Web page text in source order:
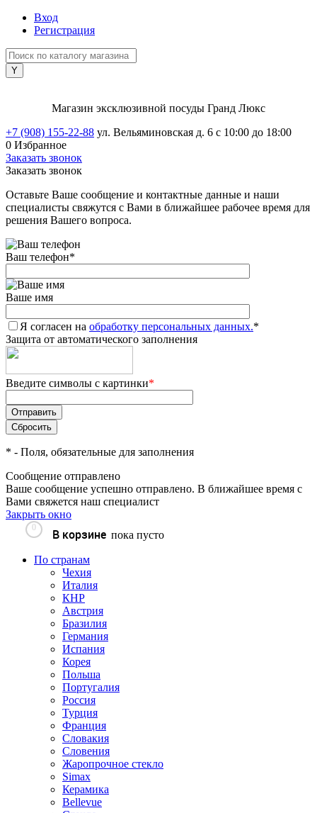
Вход
Регистрация
Магазин эксклюзивной посуды Гранд Люкс
+7 (908) 155-22-88 ул. Вельяминовская д. 6 с 10:00 до 18:00
0 Избранное
Заказать звонок
Заказать звонок
Оставьте Ваше сообщение и контактные данные и наши
специалисты свяжутся с Вами в ближайшее рабочее время для
решения Вашего вопроса.
Ваш телефон*
Ваше имя
Я согласен на обработку персональных данных.*
Защита от автоматического заполнения
Введите символы с картинки*
* - Поля, обязательные для заполнения
Сообщение отправлено
Ваше сообщение успешно отправлено. В ближайшее время с
Вами свяжется наш специалист
Закрыть окно
0 В корзине пока пусто
По странам
Чехия
Италия
КНР
Австрия
Бразилия
Германия
Испания
Корея
Польша
Португалия
Россия
Турция
Франция
Словакия
Словения
Жаропрочное стекло
Simax
Керамика
Bellevue